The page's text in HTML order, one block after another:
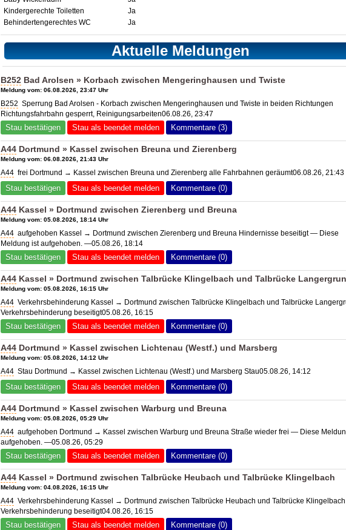
Kindergerechte Toiletten
Ja
Behindertengerechtes WC
Ja
Aktuelle Meldungen
B252 Bad Arolsen » Korbach zwischen Mengeringhausen und Twiste
Meldung vom: 06.08.2026, 23:47 Uhr
B252 Sperrung Bad Arolsen - Korbach zwischen Mengeringhausen und Twiste in beiden Richtungen
Richtungsfahrbahn gesperrt, Reinigungsarbeiten06.08.26, 23:47
Stau bestätigen Stau als beendet melden Kommentare (3)
A44 Dortmund » Kassel zwischen Breuna und Zierenberg
Meldung vom: 06.08.2026, 21:43 Uhr
A44 frei Dortmund → Kassel zwischen Breuna und Zierenberg alle Fahrbahnen geräumt06.08.26, 21:43
Stau bestätigen Stau als beendet melden Kommentare (0)
A44 Kassel » Dortmund zwischen Zierenberg und Breuna
Meldung vom: 05.08.2026, 18:14 Uhr
A44 aufgehoben Kassel → Dortmund zwischen Zierenberg und Breuna Hindernisse beseitigt — Diese
Meldung ist aufgehoben. —05.08.26, 18:14
Stau bestätigen Stau als beendet melden Kommentare (0)
A44 Kassel » Dortmund zwischen Talbrücke Klingelbach und Talbrücke
Meldung vom: 05.08.2026, 16:15 Uhr
A44 Verkehrsbehinderung Kassel → Dortmund zwischen Talbrücke Klingelbach und Talbrücke
Verkehrsbehinderung beseitigt05.08.26, 16:15
Stau bestätigen Stau als beendet melden Kommentare (0)
A44 Dortmund » Kassel zwischen Lichtenau (Westf.) und Marsberg
Meldung vom: 05.08.2026, 14:12 Uhr
A44 Stau Dortmund → Kassel zwischen Lichtenau (Westf.) und Marsberg Stau05.08.26, 14:12
Stau bestätigen Stau als beendet melden Kommentare (0)
A44 Dortmund » Kassel zwischen Warburg und Breuna
Meldung vom: 05.08.2026, 05:29 Uhr
A44 aufgehoben Dortmund → Kassel zwischen Warburg und Breuna Straße wieder frei — Diese
aufgehoben. —05.08.26, 05:29
Stau bestätigen Stau als beendet melden Kommentare (0)
A44 Kassel » Dortmund zwischen Talbrücke Heubach und Talbrücke Klingelbach
Meldung vom: 04.08.2026, 16:15 Uhr
A44 Verkehrsbehinderung Kassel → Dortmund zwischen Talbrücke Heubach und Talbrücke Klingelbach
Verkehrsbehinderung beseitigt04.08.26, 16:15
Stau bestätigen Stau als beendet melden Kommentare (0)